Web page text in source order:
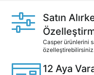
Satın
Casper ürünlerini
12 Aya